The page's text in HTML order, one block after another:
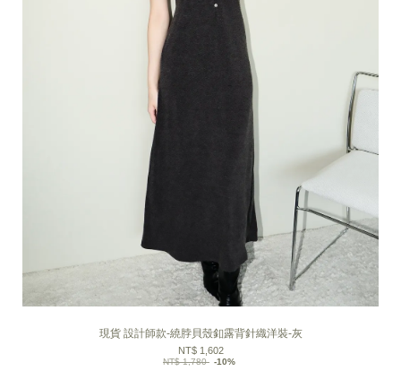
現貨 設計師款-繞脖貝殼釦露背針織洋裝-灰
NT$ 1,602
NT$ 1,780 -10%